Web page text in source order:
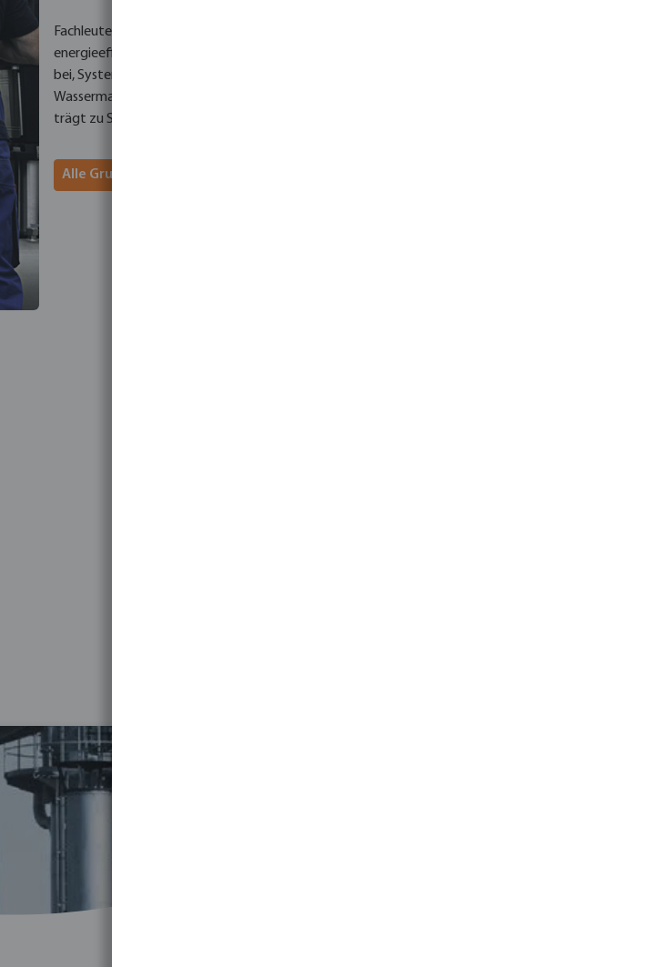
Fachleute entscheiden sich für Grundfos aufgrund der funktionalen Zuverlässigkeit, des
energieeffizienten Betriebs und der klaren Produktpositionierung. Diese Eigenschaften tragen dazu
bei, Systemausfälle zu reduzieren, Wartungsarbeiten zu vereinfachen und ein effizientes
Wassermanagement in vielen Bereichen zu unterstützen. Die Wahl der passenden Grundfos Pumpe
trägt zu Systemstabilität, planbarem Betrieb und langfristigem Nutzen bei.
Alle Grundfos Pumpen